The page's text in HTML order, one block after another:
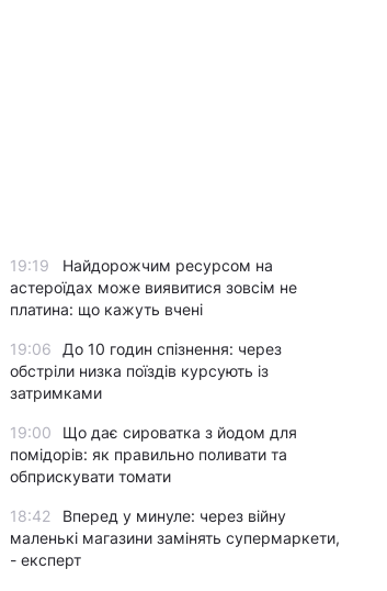
19:19
Найдорожчим ресурсом на
астероїдах може виявитися зовсім не
платина: що кажуть вчені
19:06
До 10 годин спізнення: через
обстріли низка поїздів курсують із
затримками
19:00
Що дає сироватка з йодом для
помідорів: як правильно поливати та
обприскувати томати
18:42
Вперед у минуле: через війну
маленькі магазини замінять супермаркети,
- експерт